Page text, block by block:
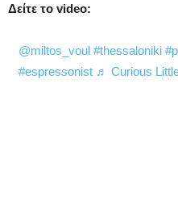
Δείτε το video:
@miltos_voul #thessaloniki
#espressonist ♬ Curious